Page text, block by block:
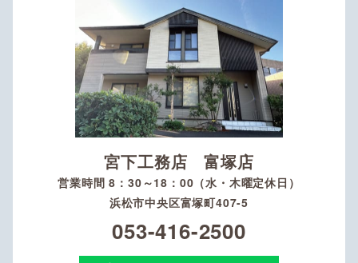
宮下工務店 富塚店
営業時間 8：30～18：00（水・木曜定休日）
浜松市中央区富塚町407-5
053-416-2500